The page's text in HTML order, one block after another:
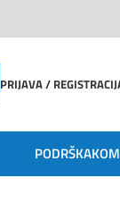
PRIJAVA /
PODRŠKA